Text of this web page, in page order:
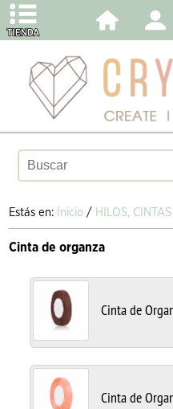
Estás en: Inicio / HILOS,
Cinta de organza
Cinta de
Cinta de